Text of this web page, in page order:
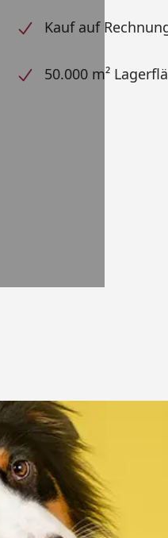
Kauf auf
50.000 m²
super
Lieferung!!“